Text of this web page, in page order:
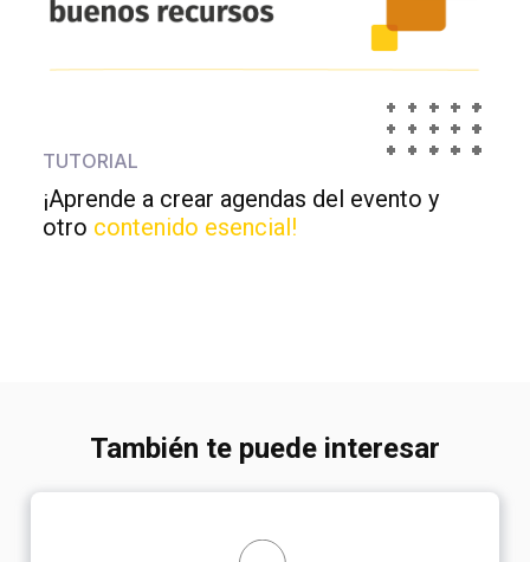
TUTORIAL
¡Aprende a crear agendas del evento y
otro contenido esencial!
También te puede interesar